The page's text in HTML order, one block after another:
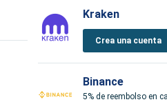
Kraken
Crea una cuenta
Binance
5% de reembolso en